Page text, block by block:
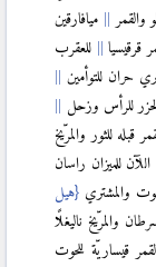
ميافارقين
قرقيسيا
للعقرب
حران للتوأمين
للرأس وزحل
للثور والمرّيخ
للميزان راسان
والمشتري {هيل
والمرّيخ ناليغلًا
قيساريّة للحوت